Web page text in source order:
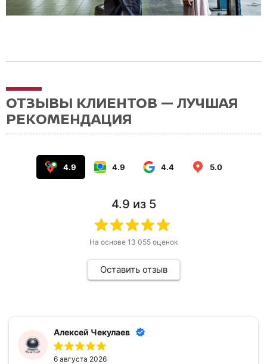
ОТЗЫВЫ КЛИЕНТОВ — ЛУЧШАЯ
РЕКОМЕНДАЦИЯ
4.9 4.9 4.4 5.0
4.9 из 5
На основе 13 055 оценок
Оставить отзыв
Алексей Чекулаев
6 августа 2026